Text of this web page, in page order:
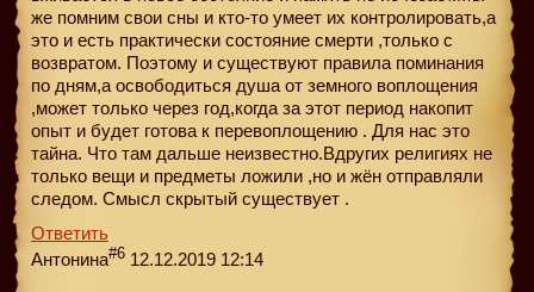
же помним свои сны и кто-то умеет их контролировать,а
это и есть практически состояние смерти ,только с
возвратом. Поэтому и существуют правила поминания
по дням,а освободиться душа от земного воплощения
,может только через год,когда за этот период накопит
опыт и будет готова к перевоплощению . Для нас это
тайна. Что там дальше неизвестно.Вдругих религиях не
только вещи и предметы ложили ,но и жён отправляли
следом. Смысл скрытый существует .
Ответить
Антонина#6 12.12.2019 12:14